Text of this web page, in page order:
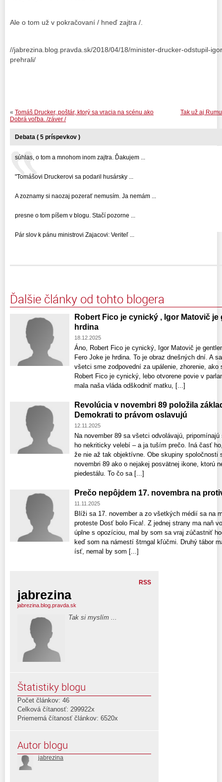
Ale o tom už v pokračovaní / hneď zajtra /.
//jabrezina.blog.pravda.sk/2018/04/18/minister-drucker-odstupil-
prehrali/
Tak už aj
« Tomáš Drucker, poštár, ktorý sa vracia na scénu ako
Dobrá voľba. /záver /
Debata ( 5 príspevkov )
súhlas, o tom a mnohom inom zajtra. Ďakujem ...
"Tomášovi Druckerovi sa podaril husársky ...
A zoznamy si naozaj pozerať nemusím. Ja nemám ...
presne o tom píšem v blogu. Stačí pozorne ...
Pár slov k pánu ministrovi Zajacovi: Veriteľ ...
Ďalšie články od tohto blogera
Robert Fico je cynický , Igor Matovič je
hrdina
18.12.2025
Áno, Robert Fico je cynický, Igor Matovič je
Fero Joke je hrdina. To je obraz dnešných dní. A
všetci sme zodpovední za upálenie, zhorenie,
Robert Fico je cynický, lebo otvorene povie v
mala naša vláda odškodniť matku, [...]
Revolúcia v novembri 89 položila
Demokrati to právom oslavujú
12.11.2025
Na november 89 sa všetci odvolávajú,
ho nekriticky velebí – a ja tuším prečo. Iná časť
že nie až tak objektívne. Obe skupiny spoločnosti
novembri 89 ako o nejakej posvätnej ikone, ktorú
piedestálu. To čo sa [...]
Prečo nepôjdem 17. novembra na
11.11.2025
Blíži sa 17. november a zo všetkých médií sa na
proteste Dosť bolo Fica!. Z jednej strany ma naň
úplne s opozíciou, mal by som sa vraj zúčastniť
keď som na námestí štrngal kľúčmi. Druhý tábor
ísť, nemal by som [...]
RSS
jabrezina
jabrezina.blog.pravda.sk
Tak si myslím ...
Štatistiky blogu
Počet článkov: 46
Celková čítanosť: 299922x
Priemerná čítanosť článkov: 6520x
Autor blogu
jabrezina